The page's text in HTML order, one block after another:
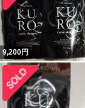
9,200円